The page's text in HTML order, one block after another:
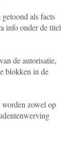
als facts
info onder de titel
de autorisatie,
blokken in de
zowel op